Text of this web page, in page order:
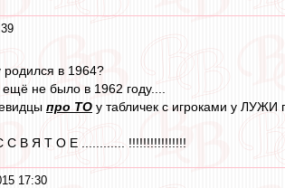
родился в 1964?
не было в 1962 году....
про ТО у табличек с игроками у
В Я Т О Е ............ !!!!!!!!!!!!!!!!
17:30